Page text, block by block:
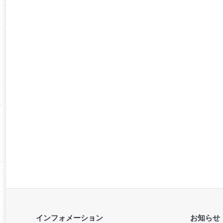
インフォメーション お知らせ